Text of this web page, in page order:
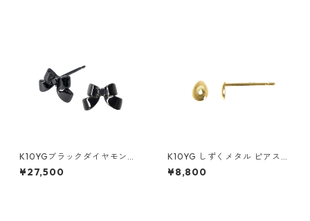
K10YGブラックダイヤモンド
ピアス
¥27,500
K10YG しずくメタル ピアス
（スタッド）
¥8,800